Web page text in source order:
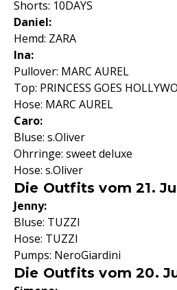
Shorts: 10DAYS
Daniel:
Hemd: ZARA
Ina:
Pullover: MARC AUREL
Top: PRINCESS GOES
Hose: MARC AUREL
Caro:
Bluse: s.Oliver
Ohrringe: sweet deluxe
Hose: s.Oliver
Die Outfits vom 21.
Jenny:
Bluse: TUZZI
Hose: TUZZI
Pumps: NeroGiardini
Die Outfits vom 20.